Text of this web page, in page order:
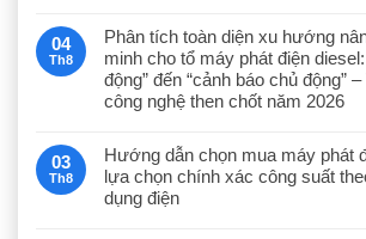
04
Th8
Phân tích toàn diện xu hướng
minh cho tổ máy phát điện
động” đến “cảnh báo chủ động”
công nghệ then chốt năm 2026
03
Th8
Hướng dẫn chọn mua máy phát
lựa chọn chính xác công suất
dụng điện